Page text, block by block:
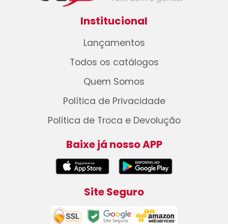
Institucional
Lançamentos
Todos os catálogos
Quem Somos
Política de Privacidade
Política de Troca e Devolução
Baixe já nosso APP
Site Seguro